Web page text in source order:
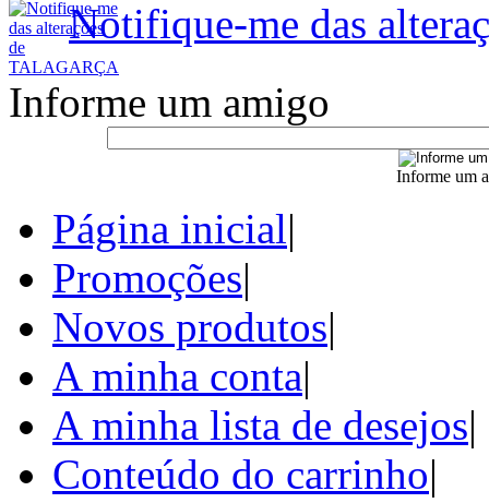
Notifique-me das
Informe um amigo
Informe um
Página inicial|
Promoções|
Novos produtos|
A minha conta|
A minha lista de desejos|
Conteúdo do carrinho|